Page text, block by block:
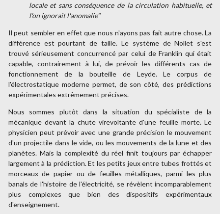
locale et sans conséquence de la circulation habituelle, et
l'on ignorait l'anomalie"
Il peut sembler en effet que nous n'ayons pas fait autre chose. La
différence est pourtant de taille. Le système de Nollet s'est
trouvé sérieusement concurrencé par celui de Franklin qui était
capable, contrairement à lui, de prévoir les différents cas de
fonctionnement de la bouteille de Leyde. Le corpus de
l'électrostatique moderne permet, de son côté, des prédictions
expérimentales extrêmement précises.
Nous sommes plutôt dans la situation du spécialiste de la
mécanique devant la chute virevoltante d'une feuille morte. Le
physicien peut prévoir avec une grande précision le mouvement
d'un projectile dans le vide, ou les mouvements de la lune et des
planètes. Mais la complexité du réel finit toujours par échapper
largement à la prédiction. Et les petits jeux entre tubes frottés et
morceaux de papier ou de feuilles métalliques, parmi les plus
banals de l'histoire de l'électricité, se révèlent incomparablement
plus complexes que bien des dispositifs expérimentaux
d'enseignement.